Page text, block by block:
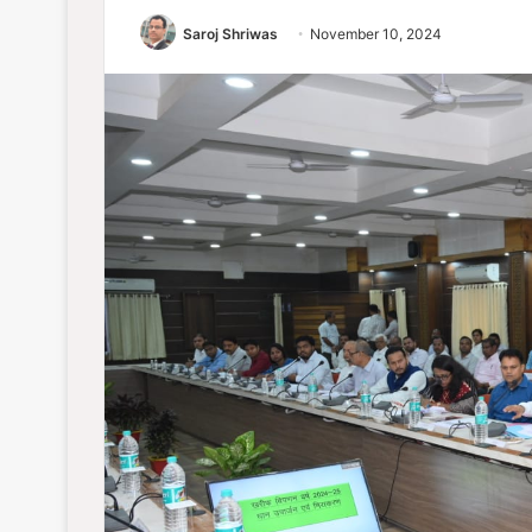
Saroj Shriwas November 10, 2024